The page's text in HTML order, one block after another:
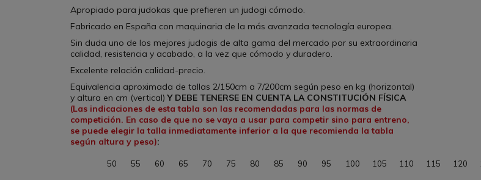
Apropiado para judokas que prefieren un judogi cómodo.
Fabricado en España con maquinaria de la más avanzada tecnología europea.
Sin duda uno de los mejores judogis de alta gama del mercado por su extraordinaria
calidad, resistencia y acabado, a la vez que cómodo y duradero.
Excelente relación calidad-precio.
Equivalencia aproximada de tallas 2/150cm a 7/200cm según peso en kg (horizontal)
y altura en cm (vertical)Y DEBE TENERSE EN CUENTA LA CONSTITUCIÓN FÍSICA
(Las indicaciones de esta tabla son las recomendadas para las normas de
competición. En caso de que no se vaya a usar para competir sino para entreno,
se puede elegir la talla inmediatamente inferior a la que recomienda la tabla
según altura y peso):
50 55 60 65 70 75 80 85 90 95 100 105 110 115 120